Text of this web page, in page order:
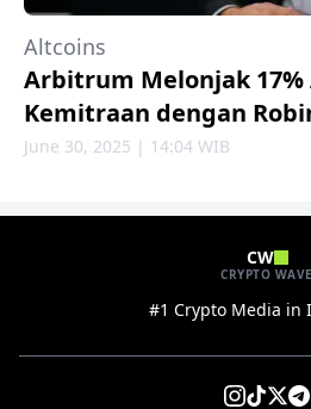
Altcoins
Arbitrum Melonjak
Kemitraan dengan
June 30, 2025 | 14:04 WIB
CW
CRYPTO WAVE
#1 Crypto Media in